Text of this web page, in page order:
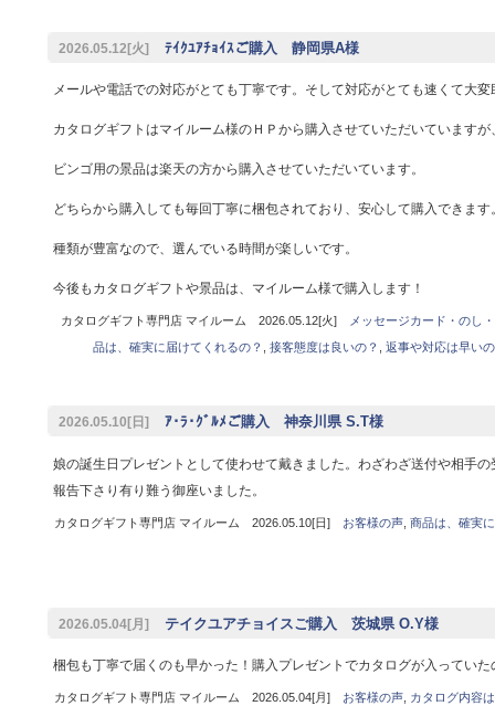
2026.05.12[火] ﾃｲｸﾕｱﾁｮｲｽご購入 静岡県A様
メールや電話での対応がとても丁寧です。そして対応がとても速くて大変
カタログギフトはマイルーム様のＨＰから購入させていただいていますが
ビンゴ用の景品は楽天の方から購入させていただいています。
どちらから購入しても毎回丁寧に梱包されており、安心して購入できます
種類が豊富なので、選んでいる時間が楽しいです。
今後もカタログギフトや景品は、マイルーム様で購入します！
カタログギフト専門店 マイルーム 2026.05.12[火]
メッセージカード・のし
品は、確実に届けてくれるの？
接客態度は良いの？ 返事や対応は早い
2026.05.10[日] ｱ･ﾗ･ｸﾞﾙﾒご購入 神奈川県 S.T様
娘の誕生日プレゼントとして使わせて戴きました。わざわざ送付や相手
報告下さり有り難う御座いました。
カタログギフト専門店 マイルーム 2026.05.10[日] お客様の声, 商品は、確実
2026.05.04[月] テイクユアチョイスご購入 茨城県 O.Y様
梱包も丁寧で届くのも早かった！購入プレゼントでカタログが入ってい
カタログギフト専門店 マイルーム 2026.05.04[月] お客様の声, カタログ内容